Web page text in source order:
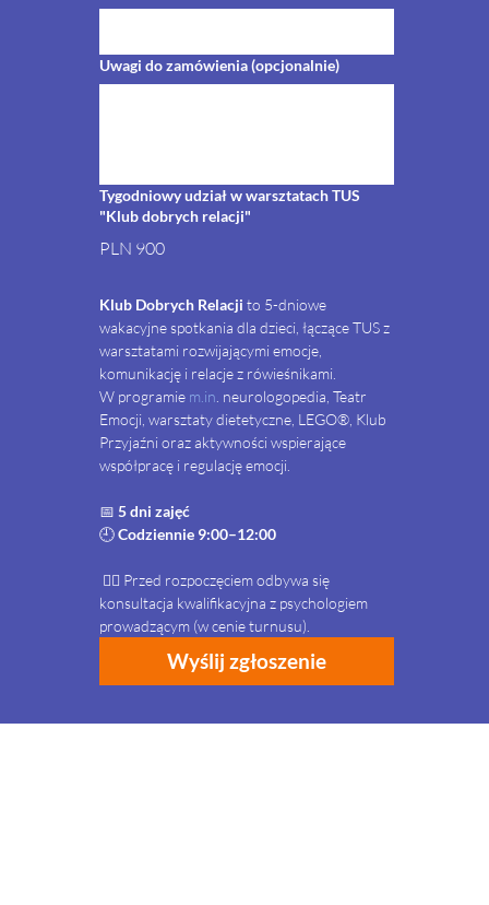
Uwagi do zamówienia (opcjonalnie)
Tygodniowy udział w warsztatach TUS
"Klub dobrych relacji"
PLN 900
Klub Dobrych Relacji to 5-dniowe
wakacyjne spotkania dla dzieci, łączące TUS z
warsztatami rozwijającymi emocje,
komunikację i relacje z rówieśnikami.
W programie m.in . neurologopedia, Teatr
Emocji, warsztaty dietetyczne, LEGO®, Klub
Przyjaźni oraz aktywności wspierające
współpracę i regulację emocji.
📅 5 dni zajęć
🕘 Codziennie 9:00–12:00
👩‍⚕️ Przed rozpoczęciem odbywa się
konsultacja kwalifikacyjna z psychologiem
prowadzącym (w cenie turnusu).
Wyślij zgłoszenie